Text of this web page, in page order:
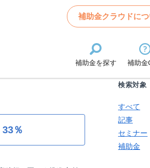
補助金クラウドに
補助金を探す 補助金
33％
Search
条件か
検索対象
すべて
記事
セミナー
補助金